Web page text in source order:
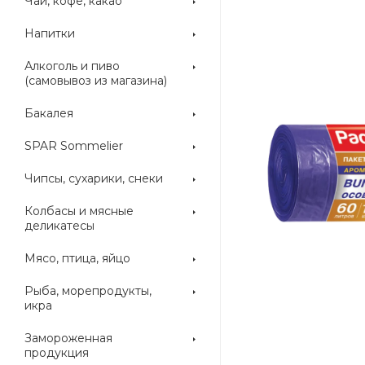
Напитки
Алкоголь и пиво
(самовывоз из магазина)
Бакалея
SPAR Sommelier
Чипсы, сухарики, снеки
Колбасы и мясные
деликатесы
Мясо, птица, яйцо
Рыба, морепродукты,
икра
Замороженная
продукция